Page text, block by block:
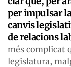
per impulsar
canvis
de relacions
més complicat
legislatura,